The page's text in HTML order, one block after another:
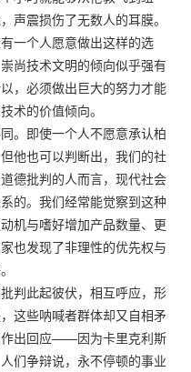
声震损伤了无数人的耳膜。
一个人愿意做出这样的选
尚技术文明的倾向似乎强有
，必须做出巨大的努力才能
术的价值倾向。
。即使一个人不愿意承认柏
他也可以判断出，我们的社
德批判的人而言，现代社会
的。我们经常能觉察到这种
机与嗜好增加产品数量、更
也发现了非理性的优先权与
判此起彼伏，相互呼应，形
这些呐喊者群体却又自相矛
作出回应——因为卡里克利斯
们争辩说，永不停顿的事业